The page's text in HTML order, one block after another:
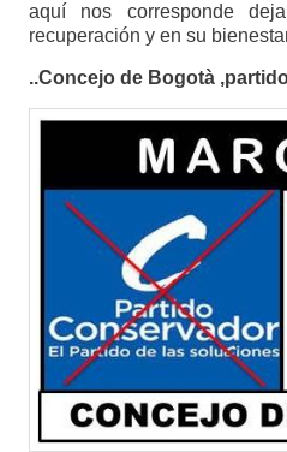
aquí nos corresponde
recuperación y en su
..Concejo de Bogotà